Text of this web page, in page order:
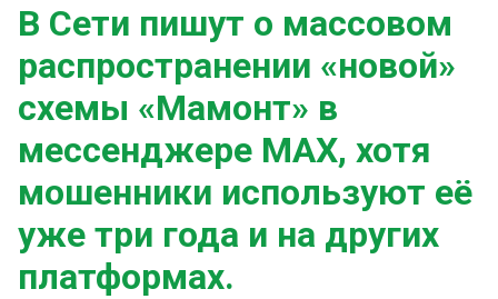
В Сети пишут о массовом
распространении «новой»
схемы «Мамонт» в
мессенджере MAX, хотя
мошенники используют её
уже три года и на других
платформах.